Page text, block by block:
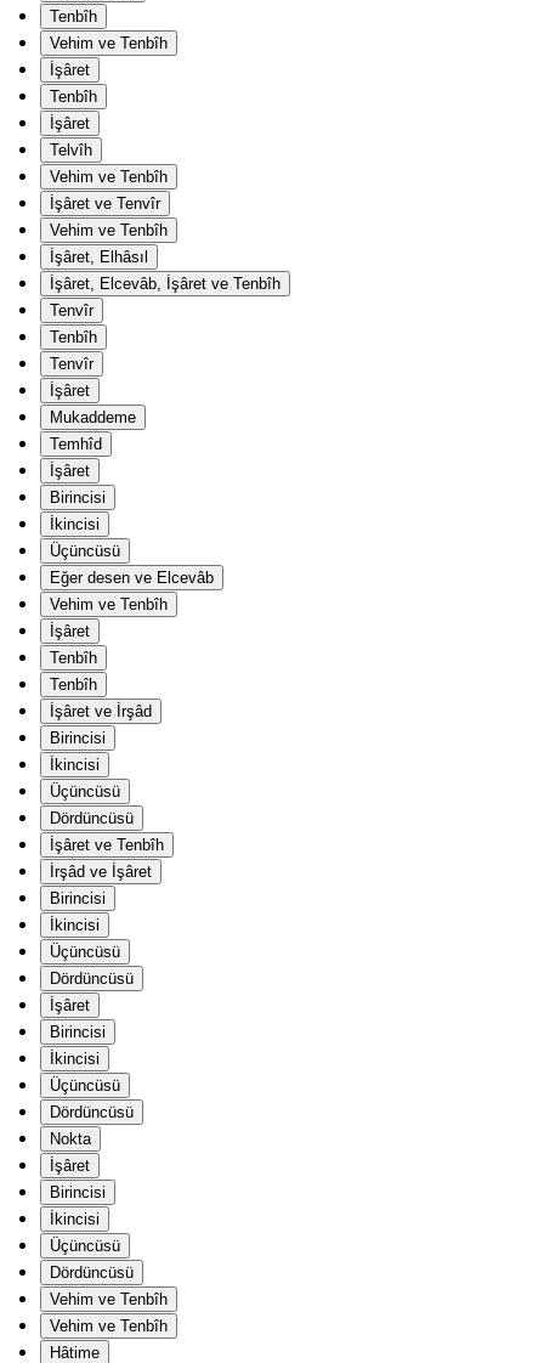
Tenbîh
Vehim ve Tenbîh
İşâret
Tenbîh
İşâret
Telvîh
Vehim ve Tenbîh
İşâret ve Tenvîr
Vehim ve Tenbîh
İşâret, Elhâsıl
İşâret, Elcevâb, İşâret ve Tenbîh
Tenvîr
Tenbîh
Tenvîr
İşâret
Mukaddeme
Temhîd
İşâret
Birincisi
İkincisi
Üçüncüsü
Eğer desen ve Elcevâb
Vehim ve Tenbîh
İşâret
Tenbîh
Tenbîh
İşâret ve İrşâd
Birincisi
İkincisi
Üçüncüsü
Dördüncüsü
İşâret ve Tenbîh
İrşâd ve İşâret
Birincisi
İkincisi
Üçüncüsü
Dördüncüsü
İşâret
Birincisi
İkincisi
Üçüncüsü
Dördüncüsü
Nokta
İşâret
Birincisi
İkincisi
Üçüncüsü
Dördüncüsü
Vehim ve Tenbîh
Vehim ve Tenbîh
Hâtime